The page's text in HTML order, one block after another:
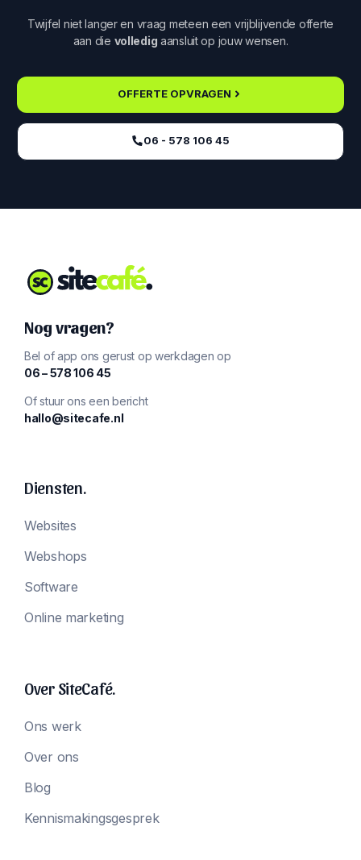
Twijfel niet langer en vraag meteen een vrijblijvende offerte
aan die volledig aansluit op jouw wensen.
OFFERTE OPVRAGEN
06 - 578 106 45‬
Nog vragen?
Bel of app ons gerust op werkdagen op
‪06 – 578 106 45‬
Of stuur ons een bericht
hallo@sitecafe.nl
Diensten.
Websites
Webshops
Software
Online marketing
Over SiteCafé.
Ons werk
Over ons
Blog
Kennismakingsgesprek